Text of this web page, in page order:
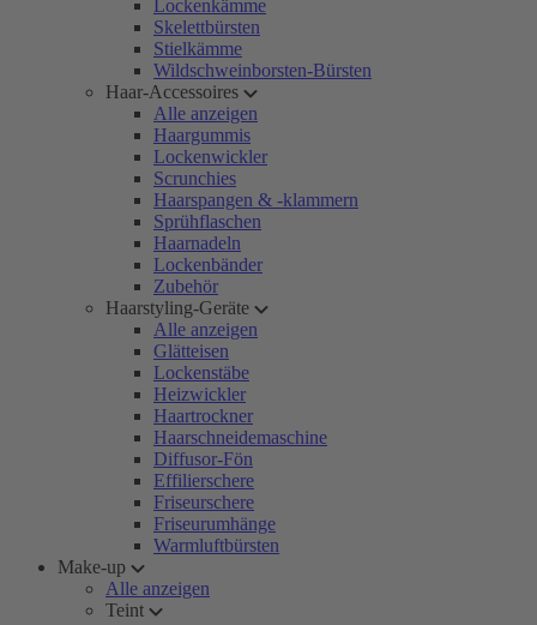
Lockenkämme
Skelettbürsten
Stielkämme
Wildschweinborsten-Bürsten
Haar-Accessoires
Alle anzeigen
Haargummis
Lockenwickler
Scrunchies
Haarspangen & -klammern
Sprühflaschen
Haarnadeln
Lockenbänder
Zubehör
Haarstyling-Geräte
Alle anzeigen
Glätteisen
Lockenstäbe
Heizwickler
Haartrockner
Haarschneidemaschine
Diffusor-Fön
Effilierschere
Friseurschere
Friseurumhänge
Warmluftbürsten
Make-up
Alle anzeigen
Teint